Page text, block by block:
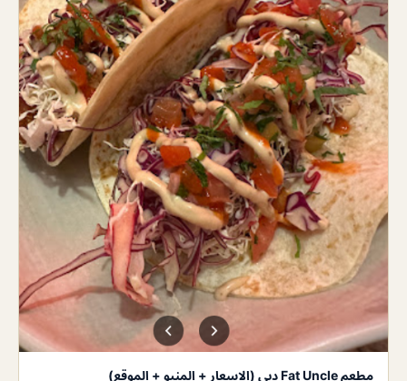
مطعم Fat Uncle دبي (الاسعار + المنيو + الموقع)